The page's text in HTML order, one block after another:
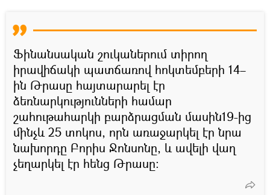
Ֆինանսական շուկաներում տիրող
իրավիճակի պատճառով հոկտեմբերի 14–
ին Թրասը հայտարարել էր
ձեռնարկությունների համար
շահութահարկի բարձրացման մասին19-ից
մինչև 25 տոկոս, որն առաջարկել էր նրա
նախորդը Բորիս Ջոնսոնը, և ավելի վաղ
չեղարկել էր հենց Թրասը։